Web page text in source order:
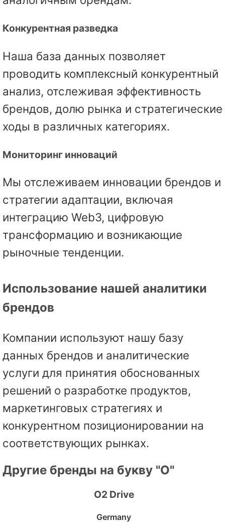
Конкурентная разведка
Наша база данных позволяет
проводить комплексный конкурентный
анализ, отслеживая эффективность
брендов, долю рынка и стратегические
ходы в различных категориях.
Мониторинг инноваций
Мы отслеживаем инновации брендов и
стратегии адаптации, включая
интеграцию Web3, цифровую
трансформацию и возникающие
рыночные тенденции.
Использование нашей аналитики
брендов
Компании используют нашу базу
данных брендов и аналитические
услуги для принятия обоснованных
решений о разработке продуктов,
маркетинговых стратегиях и
конкурентном позиционировании на
соответствующих рынках.
Другие бренды на букву "O"
O2 Drive
Germany